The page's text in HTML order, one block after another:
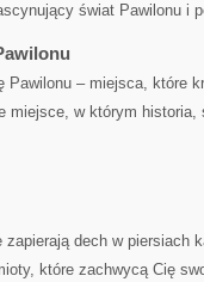
świat Pawilonu‌ i
Pawilonu ‍– ‌miejsca, które
miejsce, w ​którym
dech w⁣ piersiach
które zachwycą Cię